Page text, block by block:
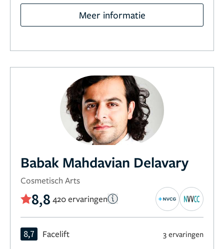
Meer informatie
Babak Mahdavian Delavary
Cosmetisch Arts
8,8 420 ervaringen
8,7 Facelift 3 ervaringen